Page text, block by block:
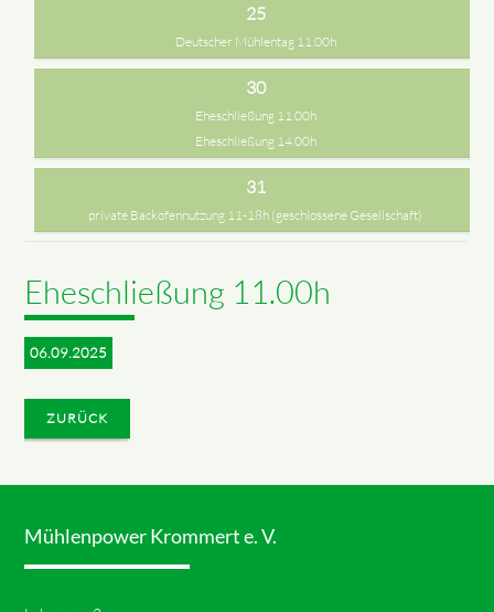
25
Deutscher Mühlentag 11.00h
30
Eheschließung 11.00h
Eheschließung 14.00h
31
private Backofennutzung 11-18h (geschlossene Gesellschaft)
Eheschließung 11.00h
06.09.2025
ZURÜCK
Mühlenpower Krommert e. V.